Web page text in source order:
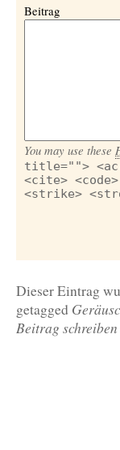
Beitrag
You may use these
title="">
<cite>
<strike>
Dieser Eintrag
getagged
Beitrag schreiben